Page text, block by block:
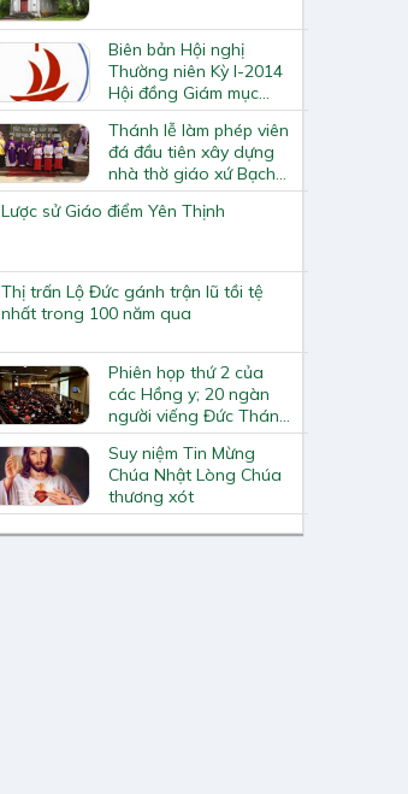
Biên bản Hội nghị
Thường niên Kỳ I-2014
Hội đồng Giám mục
Việt Nam
Thánh lễ làm phép viên
đá đầu tiên xây dựng
nhà thờ giáo xứ Bạch
Xa
Lược sử Giáo điểm Yên Thịnh
Thị trấn Lộ Đức gánh trận lũ tồi tệ
nhất trong 100 năm qua
Phiên họp thứ 2 của
các Hồng y; 20 ngàn
người viếng Đức Thánh
Cha trong 8 tiếng đầu
tiên
Suy niệm Tin Mừng
Chúa Nhật Lòng Chúa
thương xót